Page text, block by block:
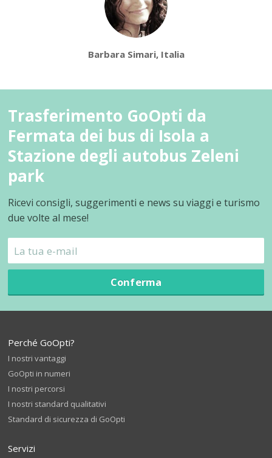
Barbara Simari, Italia
Trasferimento GoOpti da
Fermata dei bus di Isola a
Stazione degli autobus Zeleni
park
Ricevi consigli, suggerimenti e news su viaggi e turismo
due volte al mese!
Conferma
Perché GoOpti?
I nostri vantaggi
GoOpti in numeri
I nostri percorsi
I nostri standard qualitativi
Standard di sicurezza di GoOpti
Servizi